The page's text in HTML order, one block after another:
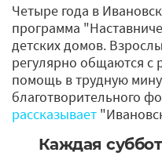
Четыре года в
программа
детских домов.
регулярно общаются с
помощь в трудную
благотворительного
рассказывает
Каждая